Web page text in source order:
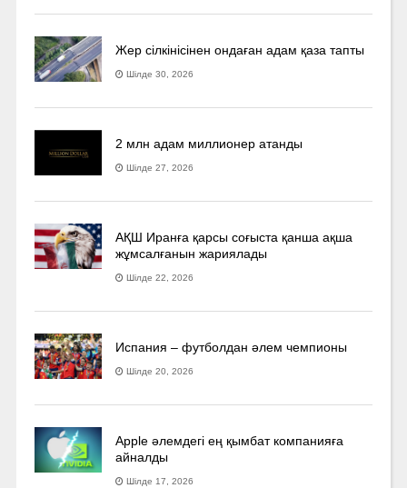
Жер сілкінісінен ондаған адам қаза тапты
Шілде 30, 2026
2 млн адам миллионер атанды
Шілде 27, 2026
АҚШ Иранға қарсы соғыста қанша ақша
жұмсалғанын жариялады
Шілде 22, 2026
Испания – футболдан әлем чемпионы
Шілде 20, 2026
Apple әлемдегі ең қымбат компанияға
айналды
Шілде 17, 2026